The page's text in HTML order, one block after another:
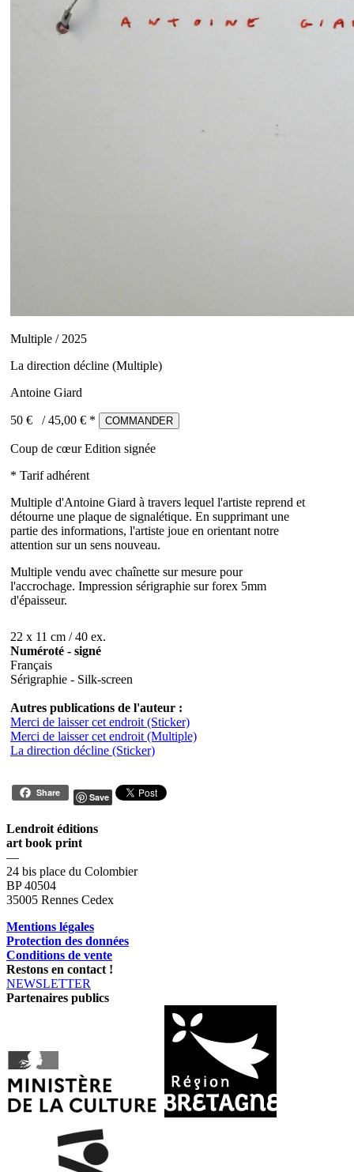
Multiple / 2025
La direction décline (Multiple)
Antoine Giard
50 € /45,00 € * COMMANDER
Coup de cœur Edition signée
* Tarif adhérent
Multiple d'Antoine Giard à travers lequel l'artiste reprend et
détourne une plaque de signalétique. En supprimant une
partie des informations, l'artiste joue en orientant notre
attention sur un sens nouveau.
Multiple vendu avec chaînette sur mesure pour
l'accrochage. Impression sérigraphie sur forex 5mm
d'épaisseur.
22 x 11 cm / 40 ex.
Numéroté - signé
Français
Sérigraphie - Silk-screen
Autres publications de l'auteur :
Merci de laisser cet endroit (Sticker)
Merci de laisser cet endroit (Multiple)
La direction décline (Sticker)
Share Save
Lendroit éditions
art book print
—
24 bis place du Colombier
BP 40504
35005 Rennes Cedex
Mentions légales
Protection des données
Conditions de vente
Restons en contact !
NEWSLETTER
Partenaires publics